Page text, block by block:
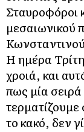
Σταυροφόροι
μεσαιωνικού
Η ημέρα
χροιά, και
πως μία
το κακό, δεν